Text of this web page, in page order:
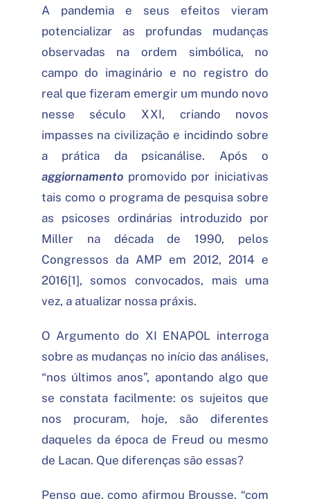
A pandemia e seus efeitos vieram
potencializar as profundas mudanças
observadas na ordem simbólica, no
campo do imaginário e no registro do
real que fizeram emergir um mundo novo
nesse século XXI, criando novos
impasses na civilização e incidindo sobre
a prática da psicanálise. Após o
aggiornamento promovido por iniciativas
tais como o programa de pesquisa sobre
as psicoses ordinárias introduzido por
Miller na década de 1990, pelos
Congressos da AMP em 2012, 2014 e
2016[1], somos convocados, mais uma
vez, a atualizar nossa práxis.
O Argumento do XI ENAPOL interroga
sobre as mudanças no início das análises,
“nos últimos anos”, apontando algo que
se constata facilmente: os sujeitos que
nos procuram, hoje, são diferentes
daqueles da época de Freud ou mesmo
de Lacan. Que diferenças são essas?
Penso que, como afirmou Brousse, “com